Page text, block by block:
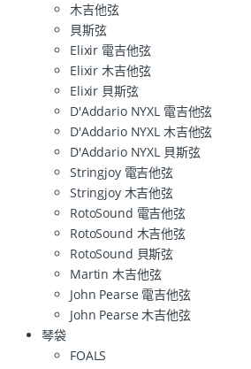
木吉他弦
貝斯弦
Elixir 電吉他弦
Elixir 木吉他弦
Elixir 貝斯弦
D'Addario NYXL 電吉他弦
D'Addario NYXL 木吉他弦
D'Addario NYXL 貝斯弦
Stringjoy 電吉他弦
Stringjoy 木吉他弦
RotoSound 電吉他弦
RotoSound 木吉他弦
RotoSound 貝斯弦
Martin 木吉他弦
John Pearse 電吉他弦
John Pearse 木吉他弦
琴袋
FOALS